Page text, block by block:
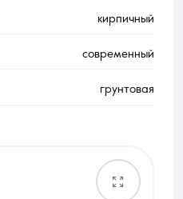
кирпичный
современный
грунтовая